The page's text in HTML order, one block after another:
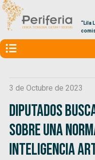
“Lila
3 de Octubre de 2023
Diputados
sobre una
Inteligencia